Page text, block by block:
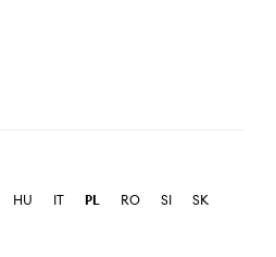
HU IT PL RO SI
SK